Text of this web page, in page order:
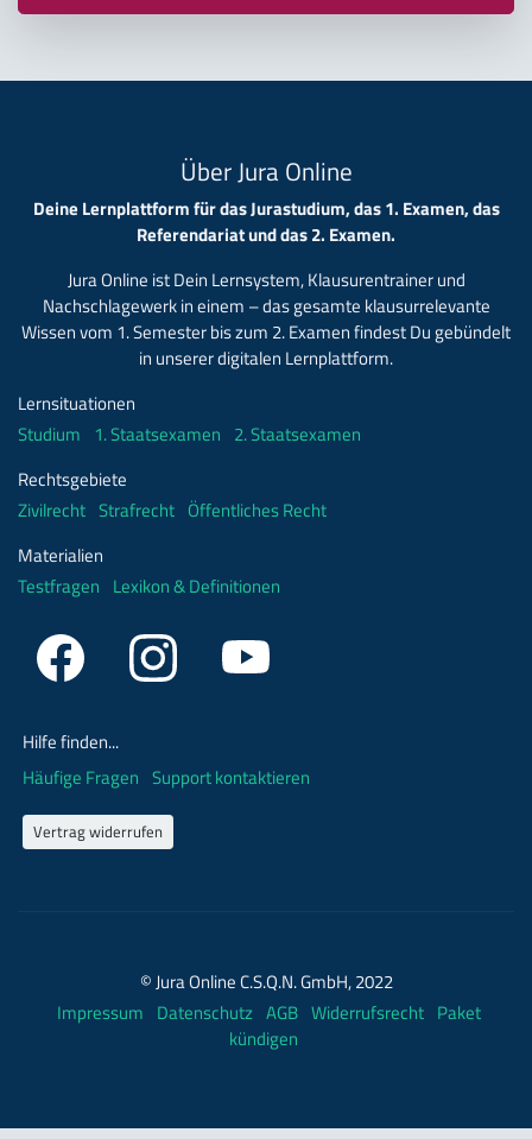
Über Jura Online
Deine Lernplattform für das Jurastudium, das 1. Examen, das
Referendariat und das 2. Examen.
Jura Online ist Dein Lernsystem, Klausurentrainer und
Nachschlagewerk in einem – das gesamte klausurrelevante
Wissen vom 1. Semester bis zum 2. Examen findest Du gebündelt
in unserer digitalen Lernplattform.
Lernsituationen
Studium 1. Staatsexamen 2. Staatsexamen
Rechtsgebiete
Zivilrecht Strafrecht Öffentliches Recht
Materialien
Testfragen Lexikon & Definitionen
Hilfe finden...
Häufige Fragen Support kontaktieren
Vertrag widerrufen
© Jura Online C.S.Q.N. GmbH, 2022
Impressum Datenschutz AGB Widerrufsrecht Paket
kündigen